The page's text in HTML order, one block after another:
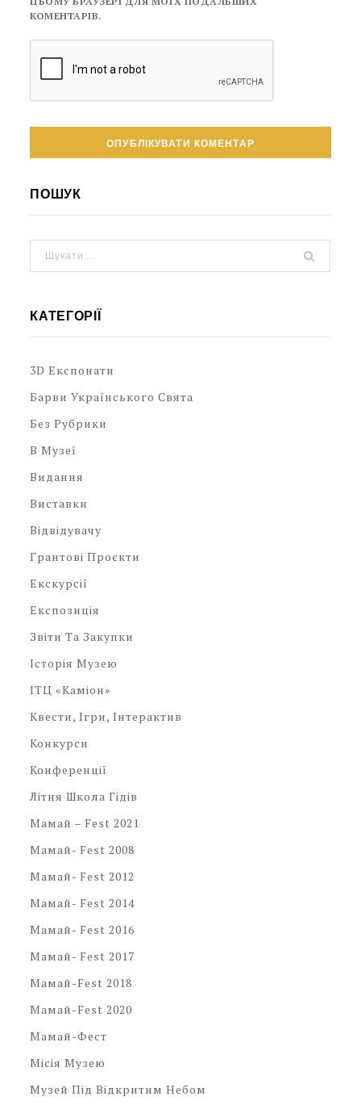
КОМЕНТАРІВ.
ПОШУК
КАТЕГОРІЇ
3D Експонати
Барви Українського Свята
Без Рубрики
В Музеї
Видання
Виставки
Відвідувачу
Грантові Проєкти
Екскурсії
Експозиція
Звіти Та Закупки
Історія Музею
ІТЦ «Каміон»
Квести, Ігри, Інтерактив
Конкурси
Конференції
Літня Школа Гідів
Мамай – Fest 2021
Мамай- Fest 2008
Мамай- Fest 2012
Мамай- Fest 2014
Мамай- Fest 2016
Мамай- Fest 2017
Мамай-Fest 2018
Мамай-Fest 2020
Мамай-Фест
Місія Музею
Музей Під Відкритим Небом